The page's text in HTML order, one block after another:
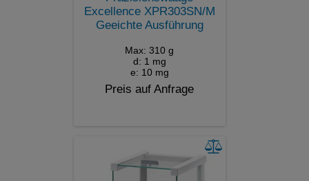
Excellence XPR303SN/M
Geeichte Ausführung
Max: 310 g
d: 1 mg
e: 10 mg
Preis auf Anfrage